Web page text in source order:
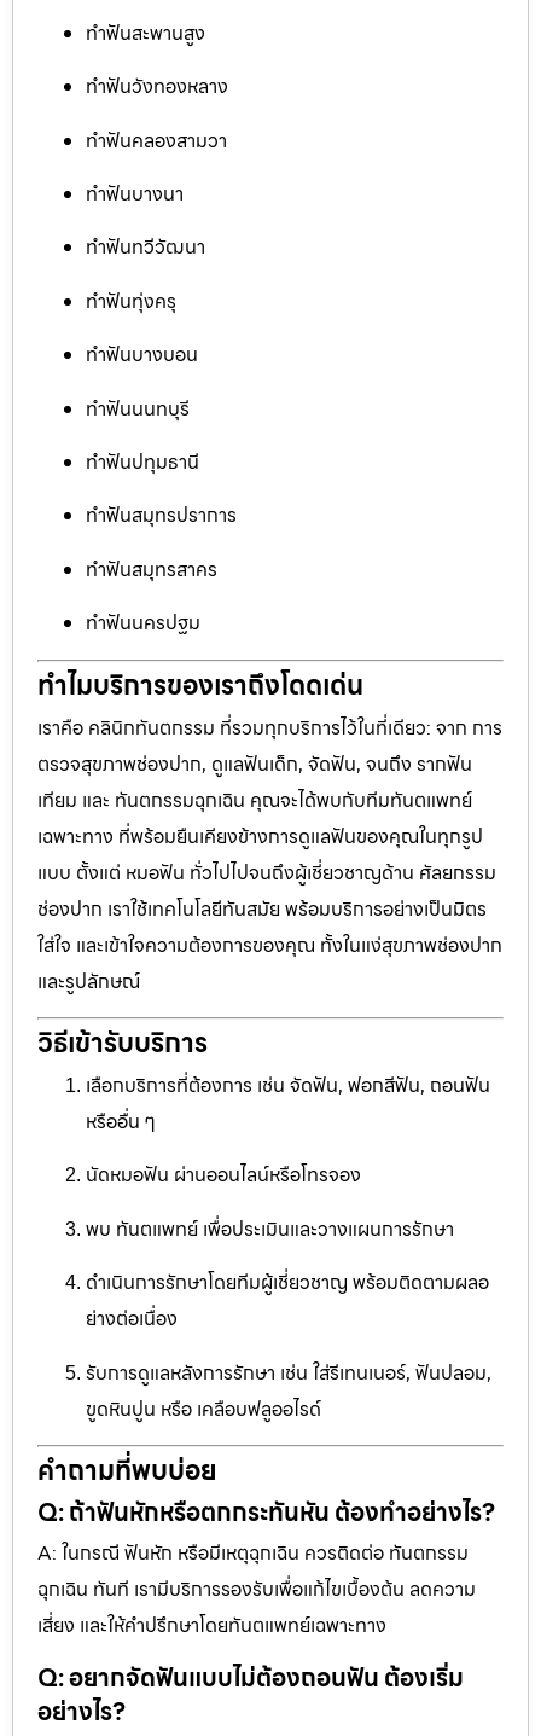
ทำฟันสะพานสูง
ทำฟันวังทองหลาง
ทำฟันคลองสามวา
ทำฟันบางนา
ทำฟันทวีวัฒนา
ทำฟันทุ่งครุ
ทำฟันบางบอน
ทำฟันนนทบุรี
ทำฟันปทุมธานี
ทำฟันสมุทรปราการ
ทำฟันสมุทรสาคร
ทำฟันนครปฐม
ทำไมบริการของเราถึงโดดเด่น
เราคือ คลินิกทันตกรรม ที่รวมทุกบริการไว้ในที่เดียว: จาก การ
ตรวจสุขภาพช่องปาก, ดูแลฟันเด็ก, จัดฟัน, จนถึง รากฟัน
เทียม และ ทันตกรรมฉุกเฉิน คุณจะได้พบกับทีมทันตแพทย์
เฉพาะทาง ที่พร้อมยืนเคียงข้างการดูแลฟันของคุณในทุกรูป
แบบ ตั้งแต่ หมอฟัน ทั่วไปไปจนถึงผู้เชี่ยวชาญด้าน ศัลยกรรม
ช่องปาก เราใช้เทคโนโลยีทันสมัย พร้อมบริการอย่างเป็นมิตร
ใส่ใจ และเข้าใจความต้องการของคุณ ทั้งในแง่สุขภาพช่องปาก
และรูปลักษณ์
วิธีเข้ารับบริการ
เลือกบริการที่ต้องการ เช่น จัดฟัน, ฟอกสีฟัน, ถอนฟัน
หรืออื่น ๆ
นัดหมอฟัน ผ่านออนไลน์หรือโทรจอง
พบ ทันตแพทย์ เพื่อประเมินและวางแผนการรักษา
ดำเนินการรักษาโดยทีมผู้เชี่ยวชาญ พร้อมติดตามผลอ
ย่างต่อเนื่อง
รับการดูแลหลังการรักษา เช่น ใส่รีเทนเนอร์, ฟันปลอม,
ขูดหินปูน หรือ เคลือบฟลูออไรด์
คำถามที่พบบ่อย
Q: ถ้าฟันหักหรือตกกระทันหัน ต้องทำอย่างไร?
A: ในกรณี ฟันหัก หรือมีเหตุฉุกเฉิน ควรติดต่อ ทันตกรรม
ฉุกเฉิน ทันที เรามีบริการรองรับเพื่อแก้ไขเบื้องต้น ลดความ
เสี่ยง และให้คำปรึกษาโดยทันตแพทย์เฉพาะทาง
Q: อยากจัดฟันแบบไม่ต้องถอนฟัน ต้องเริ่ม
อย่างไร?